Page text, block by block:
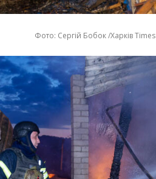
Фото: Сергій Бобок /Харків Times